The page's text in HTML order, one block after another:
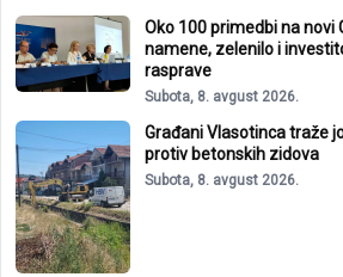
Oko 100 primedbi na novi
namene, zelenilo i
rasprave
Subota, 8. avgust 2026.
Građani Vlasotinca traže
protiv betonskih zidova
Subota, 8. avgust 2026.